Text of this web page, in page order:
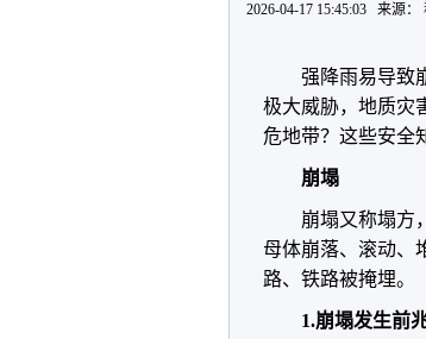
2026-04-17 15:45:03 来源：
强降雨易导致
极大威胁，地质灾
危地带？这些安全
崩塌
崩塌又称塌方
母体崩落、滚动、
路、铁路被掩埋。
1.崩塌发生前